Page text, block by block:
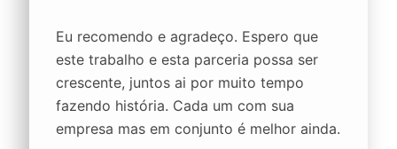
Eu recomendo e agradeço. Espero que
este trabalho e esta parceria possa ser
crescente, juntos ai por muito tempo
fazendo história. Cada um com sua
empresa mas em conjunto é melhor ainda.